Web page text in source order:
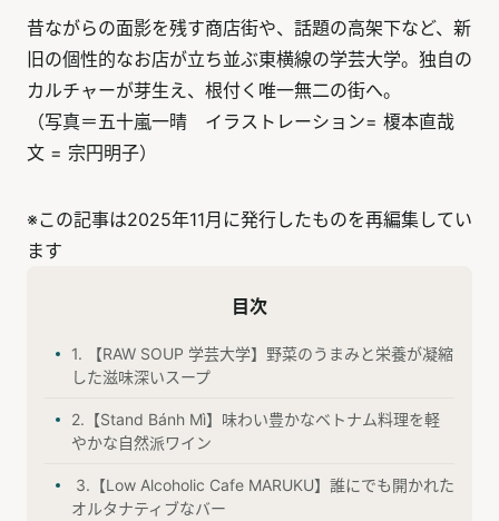
昔ながらの面影を残す商店街や、話題の高架下など、新
旧の個性的なお店が立ち並ぶ東横線の学芸大学。独自の
カルチャーが芽生え、根付く唯一無二の街へ。
（写真＝五十嵐一晴 イラストレーション= 榎本直哉
文 = 宗円明子）
※この記事は2025年11月に発行したものを再編集してい
ます
目次
1. 【RAW SOUP 学芸大学】野菜のうまみと栄養が凝縮
した滋味深いスープ
2.【Stand Bánh Mì】味わい豊かなベトナム料理を軽
やかな自然派ワイン
3.【Low Alcoholic Cafe MARUKU】誰にでも開かれた
オルタナティブなバー